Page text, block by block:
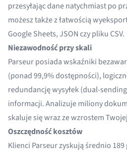
przesyłając dane natychmiast po
możesz także z łatwością
Google Sheets, JSON czy pliku CSV.
Niezawodność przy skali
Parseur posiada wskaźniki
(ponad 99,9% dostępności),
redundancję wysyłek (dual-
informacji. Analizuje miliony
skaluje się wraz ze wzrostem
Oszczędność kosztów
Klienci Parseur zyskują średnio